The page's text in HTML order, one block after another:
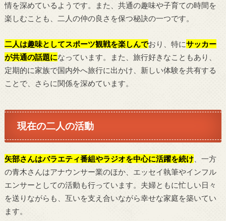
情を深めているようです。また、共通の趣味や子育ての時間を
楽しむことも、二人の仲の良さを保つ秘訣の一つです。
二人は趣味としてスポーツ観戦を楽しんでおり、特にサッカー
が共通の話題になっています。また、旅行好きなこともあり、
定期的に家族で国内外へ旅行に出かけ、新しい体験を共有する
ことで、さらに関係を深めています。
現在の二人の活動
矢部さんはバラエティ番組やラジオを中心に活躍を続け、一方
の青木さんはアナウンサー業のほか、エッセイ執筆やインフル
エンサーとしての活動も行っています。夫婦ともに忙しい日々
を送りながらも、互いを支え合いながら幸せな家庭を築いてい
ます。